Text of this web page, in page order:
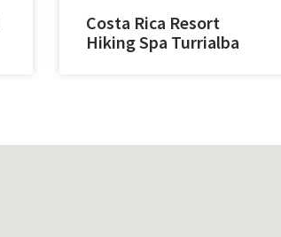
Costa Rica Resort
Hiking Spa Turrialba